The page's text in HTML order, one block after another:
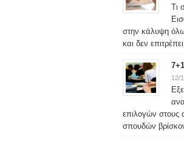
Τι
στην κάλυψη
και δεν
12/
επιλογών στους
σπουδών